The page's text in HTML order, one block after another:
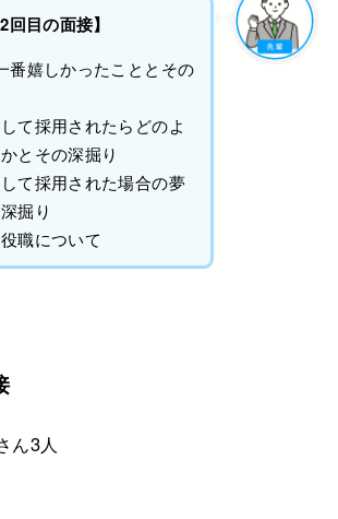
回目の面接】
番嬉しかったこととその
て採用されたらどのよ
とその深掘り
て採用された場合の夢
掘り
職について
ん3人